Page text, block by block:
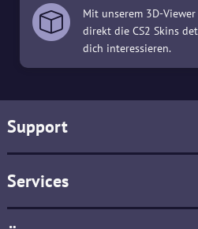
Mit unserem 3D-
direkt die CS2 Skins
dich interessieren.
Support
Services